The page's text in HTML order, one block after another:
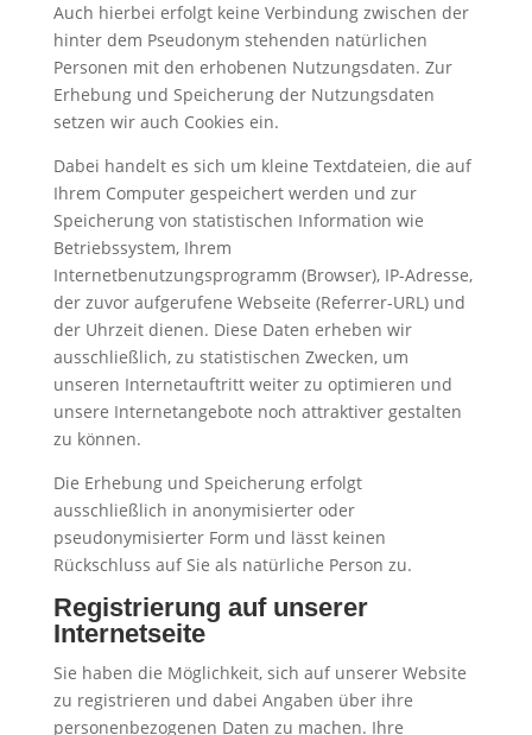
Auch hierbei erfolgt keine Verbindung zwischen der
hinter dem Pseudonym stehenden natürlichen
Personen mit den erhobenen Nutzungsdaten. Zur
Erhebung und Speicherung der Nutzungsdaten
setzen wir auch Cookies ein.
Dabei handelt es sich um kleine Textdateien, die auf
Ihrem Computer gespeichert werden und zur
Speicherung von statistischen Information wie
Betriebssystem, Ihrem
Internetbenutzungsprogramm (Browser), IP-Adresse,
der zuvor aufgerufene Webseite (Referrer-URL) und
der Uhrzeit dienen. Diese Daten erheben wir
ausschließlich, zu statistischen Zwecken, um
unseren Internetauftritt weiter zu optimieren und
unsere Internetangebote noch attraktiver gestalten
zu können.
Die Erhebung und Speicherung erfolgt
ausschließlich in anonymisierter oder
pseudonymisierter Form und lässt keinen
Rückschluss auf Sie als natürliche Person zu.
Registrierung auf unserer
Internetseite
Sie haben die Möglichkeit, sich auf unserer Website
zu registrieren und dabei Angaben über ihre
personenbezogenen Daten zu machen. Ihre